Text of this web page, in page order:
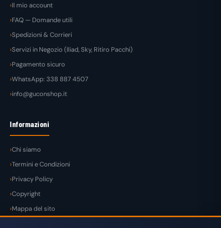
Il mio account
FAQ — Domande utili
Spedizioni & Corrieri
Servizi in Negozio (Iliad, Sky, Ritiro Pacchi)
Pagamento sicuro
WhatsApp: 338 887 4507
info@guconshop.it
Informazioni
Chi siamo
Termini e Condizioni
Privacy Policy
Copyright
Mappa del sito